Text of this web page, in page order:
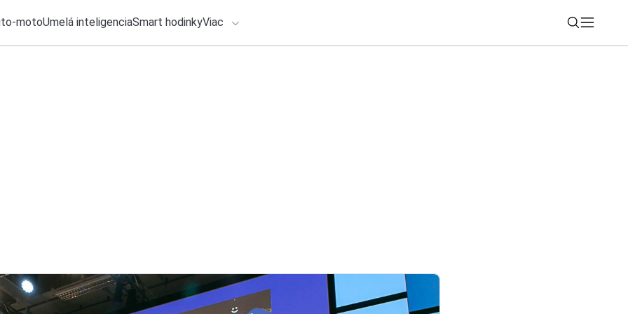
motoUmelá inteligenciaSmart hodinkyViac